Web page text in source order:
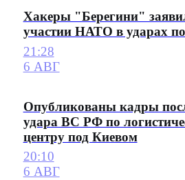
Хакеры "Берегини"
участии НАТО в ударах
21:28
6 АВГ
Опубликованы кадры
удара ВС РФ по
центру под Киевом
20:10
6 АВГ